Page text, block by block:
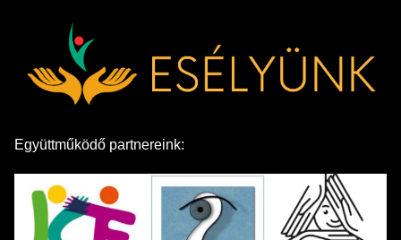
Együttműködő partnereink: